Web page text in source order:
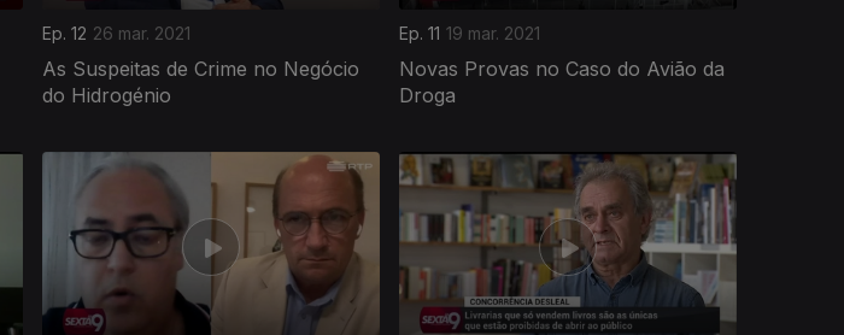
Ep. 12 26 mar. 2021
As Suspeitas de Crime no Negócio
do Hidrogénio
Ep. 11 19 mar. 2021
Novas Provas no Caso do Avião da
Droga